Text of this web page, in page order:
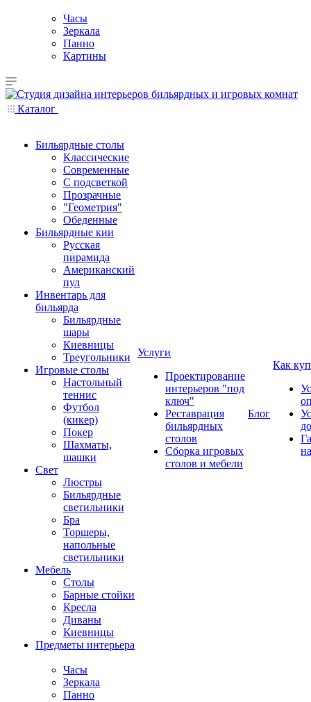
Часы
Зеркала
Панно
Картины
Каталог
Бильярдные столы
Классические
Современные
С подсветкой
Прозрачные
"Геометрия"
Обеденные
Бильярдные кии
Русская
пирамида
Американский
пул
Инвентарь для
бильярда
Бильярдные
шары
Киевницы
Треугольники
Игровые столы
Настольный
теннис
Футбол
(кикер)
Покер
Шахматы,
шашки
Свет
Люстры
Бильярдные
светильники
Бра
Торшеры,
напольные
светильники
Мебель
Столы
Барные стойки
Кресла
Диваны
Киевницы
Предметы интерьера
Часы
Зеркала
Панно
Услуги
Проектирование
интерьеров "под
ключ"
Реставрация
бильярдных
столов
Сборка игровых
столов и мебели
Блог
Как